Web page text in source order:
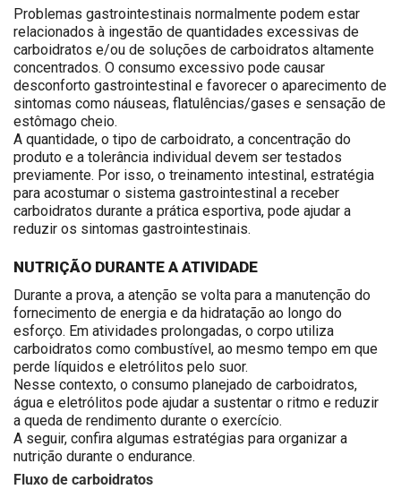
Problemas gastrointestinais normalmente podem estar
relacionados à ingestão de quantidades excessivas de
carboidratos e/ou de soluções de carboidratos altamente
concentrados. O consumo excessivo pode causar
desconforto gastrointestinal e favorecer o aparecimento de
sintomas como náuseas, flatulências/gases e sensação de
estômago cheio.
A quantidade, o tipo de carboidrato, a concentração do
produto e a tolerância individual devem ser testados
previamente. Por isso, o treinamento intestinal, estratégia
para acostumar o sistema gastrointestinal a receber
carboidratos durante a prática esportiva, pode ajudar a
reduzir os sintomas gastrointestinais.
NUTRIÇÃO DURANTE A ATIVIDADE
Durante a prova, a atenção se volta para a manutenção do
fornecimento de energia e da hidratação ao longo do
esforço. Em atividades prolongadas, o corpo utiliza
carboidratos como combustível, ao mesmo tempo em que
perde líquidos e eletrólitos pelo suor.
Nesse contexto, o consumo planejado de carboidratos,
água e eletrólitos pode ajudar a sustentar o ritmo e reduzir
a queda de rendimento durante o exercício.
A seguir, confira algumas estratégias para organizar a
nutrição durante o endurance.
Fluxo de carboidratos